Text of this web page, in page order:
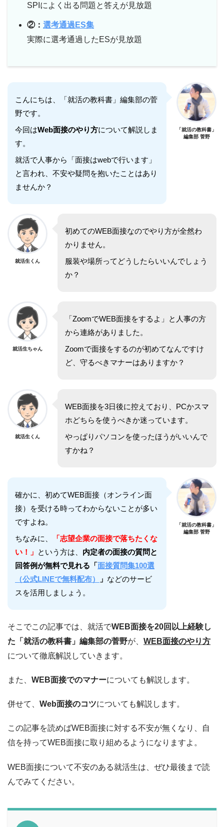
SPIによく出る問題と答えが見放題
②： 選考通過ES集
実際に選考通過したESが見放題
こんにちは、「就活の教科書」編集部の菅
野です。
今回はWeb面接のやり方について解説しま
す。
就活で人事から「面接はwebで行います」
と言われ、不安や疑問を抱いたことはあり
ませんか？
「就活の教科書」
編集部 菅野
就活生くん
初めてのWEB面接なのでやり方が全然わ
かりません。
服装や場所ってどうしたらいいんでしょう
か？
就活生ちゃん
「ZoomでWEB面接をするよ」と人事の方
から連絡がありました。
Zoomで面接をするのが初めてなんですけ
ど、守るべきマナーはありますか？
就活生くん
WEB面接を3日後に控えており、PCかスマ
ホどちらを使うべきか迷っています。
やっぱりパソコンを使ったほうがいいんで
すかね？
確かに、初めてWEB面接（オンライン面
接）を受ける時ってわからないことが多い
ですよね。
ちなみに、
「志望企業の面接で落ちたくな
い！」 という方は、 内定者の面接の質問と
回答例が無料で見れる「面接質問集100選
（公式LINEで無料配布）
」 などのサービ
スを活用しましょう。
「就活の教科書」
編集部 菅野
そこでこの記事では、就活でWEB面接を20回以上経験し
た「就活の教科書」編集部の菅野が、 WEB面接のやり方
について徹底解説していきます。
また、 WEB面接でのマナーについても解説します。
併せて、 Web面接のコツについても解説します。
この記事を読めばWEB面接に対する不安が無くなり、自
信を持ってWEB面接に取り組めるようになりますよ。
WEB面接について不安のある就活生は、ぜひ最後まで読
んでみてください。